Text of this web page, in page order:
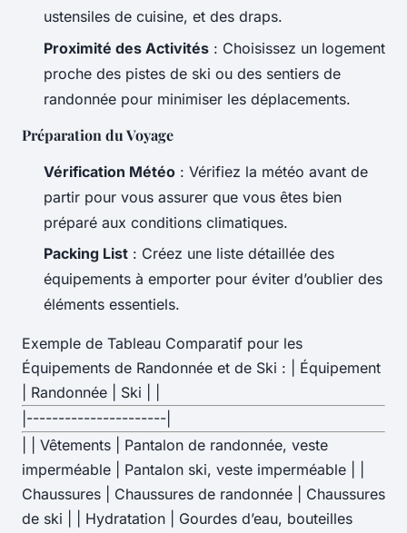
ustensiles de cuisine, et des draps.
Proximité des Activités : Choisissez un logement
proche des pistes de ski ou des sentiers de
randonnée pour minimiser les déplacements.
Préparation du Voyage
Vérification Météo : Vérifiez la météo avant de
partir pour vous assurer que vous êtes bien
préparé aux conditions climatiques.
Packing List : Créez une liste détaillée des
équipements à emporter pour éviter d’oublier des
éléments essentiels.
Exemple de Tableau Comparatif pour les
Équipements de Randonnée et de Ski : | Équipement
| Randonnée | Ski | |
|----------------------|
| | Vêtements | Pantalon de randonnée, veste
imperméable | Pantalon ski, veste imperméable | |
Chaussures | Chaussures de randonnée | Chaussures
de ski | | Hydratation | Gourdes d’eau, bouteilles